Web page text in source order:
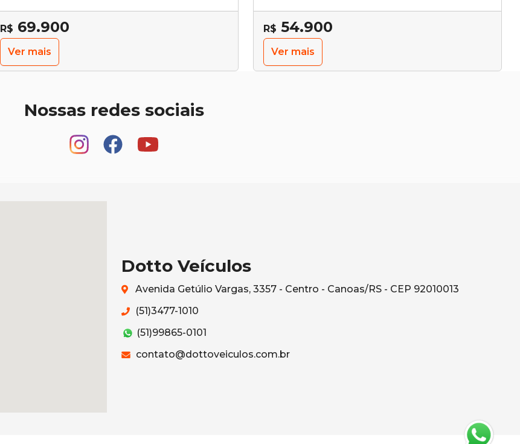
R$ 69.900
Ver mais
R$ 54.900
Ver mais
Nossas redes sociais
Dotto Veículos
Avenida Getúlio Vargas, 3357 - Centro - Canoas/RS - CEP 92010013
(51)3477-1010
(51)99865-0101
contato@dottoveiculos.com.br